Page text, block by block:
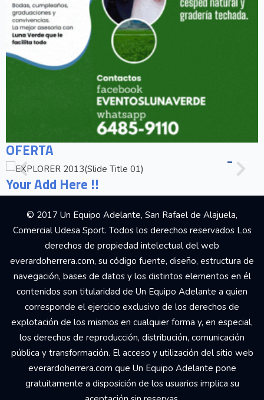
OFERTA
Your Add Here !!
© 2017 Un Equipo Adelante, San Rafael de Alajuela,
Comercial Udesa Sport. Todos los derechos reservados Los
derechos de propiedad intelectual del web
everardoherrera.com, su código fuente, diseño, estructura de
navegación, bases de datos y los distintos elementos en él
contenidos son titularidad de Un Equipo Adelante a quien
corresponde el ejercicio exclusivo de los derechos de
explotación de los mismos en cualquier forma y, en especial,
los derechos de reproducción, distribución, comunicación
pública y transformación. El acceso y utilización del sitio web
everardoherrera.com que Un Equipo Adelante pone
gratuitamente a disposición de los usuarios implica su